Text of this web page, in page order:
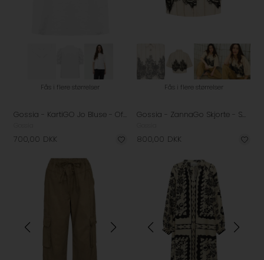
Fås i flere størrelser
Gossia - KartiGO Jo Bluse - Off-White
700,00 DKK
Fås i flere størrelser
Gossia - ZannaGo Skjorte - Sand Stripes
800,00 DKK